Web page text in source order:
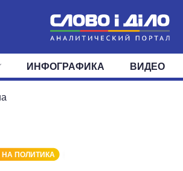
ВЕРХОВНАЯ РАДА
ИНФОГРАФИКА ВИДЕО
ПОЛИТИКА